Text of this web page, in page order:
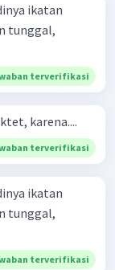
ikatan
tunggal,
terverifikasi
karena....
terverifikasi
ikatan
tunggal,
terverifikasi